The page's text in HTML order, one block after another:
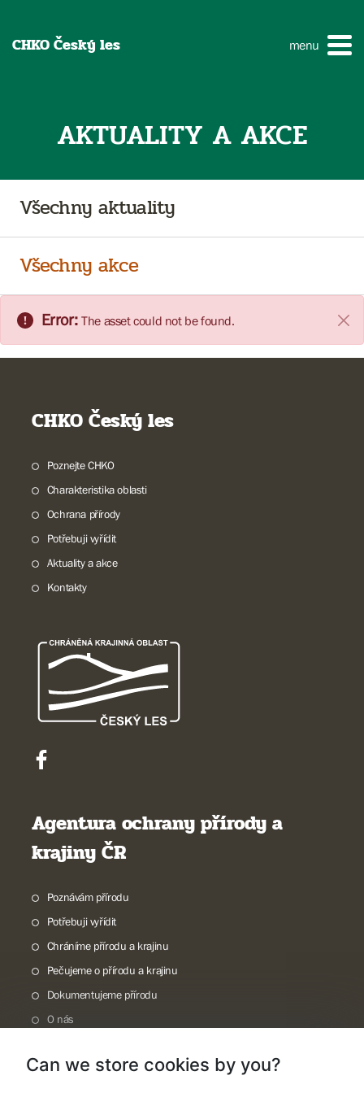
CHKO Český les menu
AKTUALITY A AKCE
Všechny aktuality
Všechny akce
Error: The asset could not be found.
CHKO Český les
Poznejte CHKO
Charakteristika oblasti
Ochrana přírody
Potřebuji vyřídit
Aktuality a akce
Kontakty
Agentura ochrany přírody a
krajiny ČR
Poznávám přírodu
Potřebuji vyřídit
Chráníme přírodu a krajinu
Pečujeme o přírodu a krajinu
Dokumentujeme přírodu
O nás
Can we store cookies by you?